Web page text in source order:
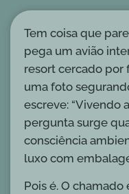
Tem coisa que
pega um avião
resort cercado por
uma foto
escreve: “Vivendo
pergunta surge
consciência
luxo com
Pois é. O